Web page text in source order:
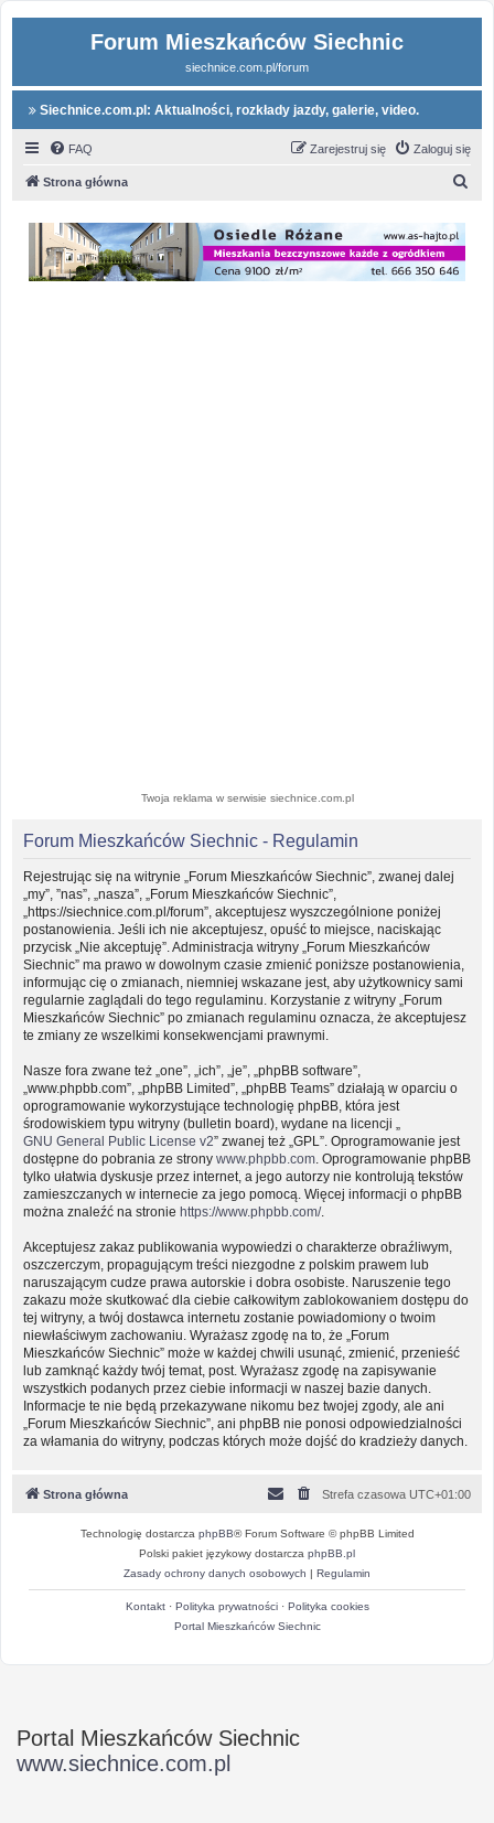
Forum Mieszkańców Siechnic
siechnice.com.pl/forum
Siechnice.com.pl: Aktualności, rozkłady jazdy, galerie, video.
FAQ Zaloguj się
Zarejestruj się
Strona główna
Twoja reklama w serwisie siechnice.com.pl
Forum Mieszkańców Siechnic - Regulamin
Rejestrując się na witrynie „Forum Mieszkańców Siechnic”, zwanej dalej
„my”, ”nas”, „nasza”, „Forum Mieszkańców Siechnic”,
„https://siechnice.com.pl/forum”, akceptujesz wyszczególnione poniżej
postanowienia. Jeśli ich nie akceptujesz, opuść to miejsce, naciskając
przycisk „Nie akceptuję”. Administracja witryny „Forum Mieszkańców
Siechnic” ma prawo w dowolnym czasie zmienić poniższe postanowienia,
informując cię o zmianach, niemniej wskazane jest, aby użytkownicy sami
regularnie zaglądali do tego regulaminu. Korzystanie z witryny „Forum
Mieszkańców Siechnic” po zmianach regulaminu oznacza, że akceptujesz
te zmiany ze wszelkimi konsekwencjami prawnymi.
Nasze fora zwane też „one”, „ich”, „je”, „phpBB software”,
„www.phpbb.com”, „phpBB Limited”, „phpBB Teams” działają w oparciu o
oprogramowanie wykorzystujące technologię phpBB, która jest
środowiskiem typu witryny (bulletin board), wydane na licencji „
GNU General Public License v2” zwanej też „GPL”. Oprogramowanie jest
dostępne do pobrania ze strony www.phpbb.com . Oprogramowanie phpBB
tylko ułatwia dyskusje przez internet, a jego autorzy nie kontrolują tekstów
zamieszczanych w internecie za jego pomocą. Więcej informacji o phpBB
można znaleźć na stronie https://www.phpbb.com/.
Akceptujesz zakaz publikowania wypowiedzi o charakterze obraźliwym,
oszczerczym, propagującym treści niezgodne z polskim prawem lub
naruszającym cudze prawa autorskie i dobra osobiste. Naruszenie tego
zakazu może skutkować dla ciebie całkowitym zablokowaniem dostępu do
tej witryny, a twój dostawca internetu zostanie powiadomiony o twoim
niewłaściwym zachowaniu. Wyrażasz zgodę na to, że „Forum
Mieszkańców Siechnic” może w każdej chwili usunąć, zmienić, przenieść
lub zamknąć każdy twój temat, post. Wyrażasz zgodę na zapisywanie
wszystkich podanych przez ciebie informacji w naszej bazie danych.
Informacje te nie będą przekazywane nikomu bez twojej zgody, ale ani
„Forum Mieszkańców Siechnic”, ani phpBB nie ponosi odpowiedzialności
za włamania do witryny, podczas których może dojść do kradzieży danych.
Strona główna Strefa czasowa UTC+01:00
Technologię dostarcza phpBB® Forum Software © phpBB Limited
Polski pakiet językowy dostarcza phpBB.pl
Zasady ochrony danych osobowych | Regulamin
Kontakt· Polityka prywatności· Polityka cookies
Portal Mieszkańców Siechnic
Portal Mieszkańców Siechnic
www.siechnice.com.pl